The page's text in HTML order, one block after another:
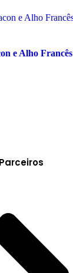
e Alho Francês